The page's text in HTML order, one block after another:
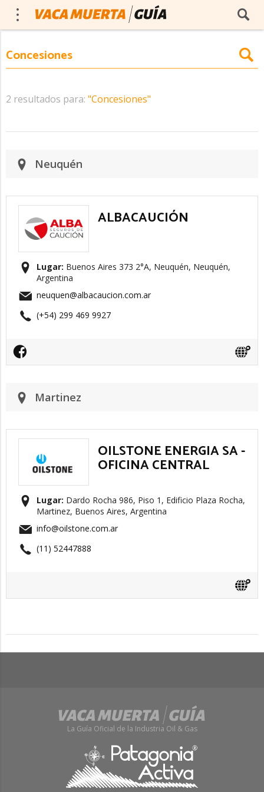
2 resultados para: "Concesiones"
Neuquén
ALBACAUCIÓN
Lugar: Buenos Aires 373 2°A, Neuquén, Neuquén,
Argentina
neuquen@albacaucion.com.ar
(+54) 299 469 9927
Martinez
OILSTONE ENERGIA SA -
OFICINA CENTRAL
Lugar: Dardo Rocha 986, Piso 1, Edificio Plaza Rocha,
Martinez, Buenos Aires, Argentina
info@oilstone.com.ar
(11) 52447888
La Guía Oficial de la Industria Oil & Gas